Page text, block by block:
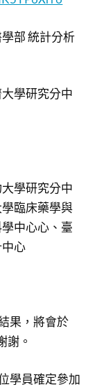
部 統計分析
學研究分中
學研究分中
臨床藥學與
中心心、臺
心
果，將會於
謝。
學員確定參加